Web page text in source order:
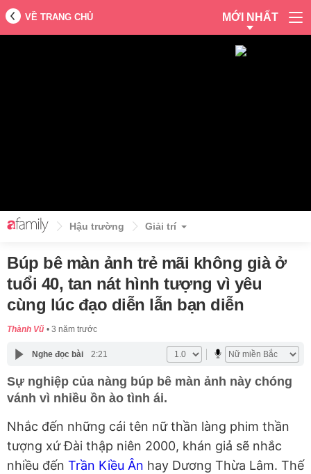
VỀ TRANG CHỦ MỚI NHẤT
Hậu trường Giải trí
Búp bê màn ảnh trẻ mãi không già ở
tuổi 40, tan nát hình tượng vì yêu
cùng lúc đạo diễn lẫn bạn diễn
Thành Vũ 3 năm trước
Nghe đọc bài 2:21
Sự nghiệp của nàng búp bê màn ảnh này chóng
vánh vì nhiều ồn ào tình ái.
Nhắc đến những cái tên nữ thần làng phim thần
tượng xứ Đài thập niên 2000, khán giả sẽ nhắc
nhiều đến Trần Kiều Ân hay Dương Thừa Lâm. Thế